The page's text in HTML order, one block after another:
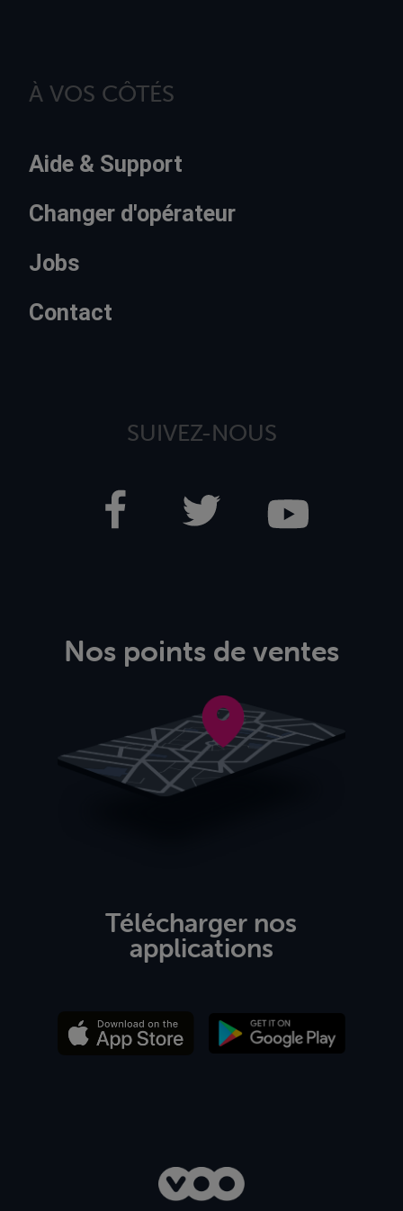
À VOS CÔTÉS
Aide & Support
Changer d'opérateur
Jobs
Contact
SUIVEZ-NOUS
Nos points de ventes
Télécharger nos
applications